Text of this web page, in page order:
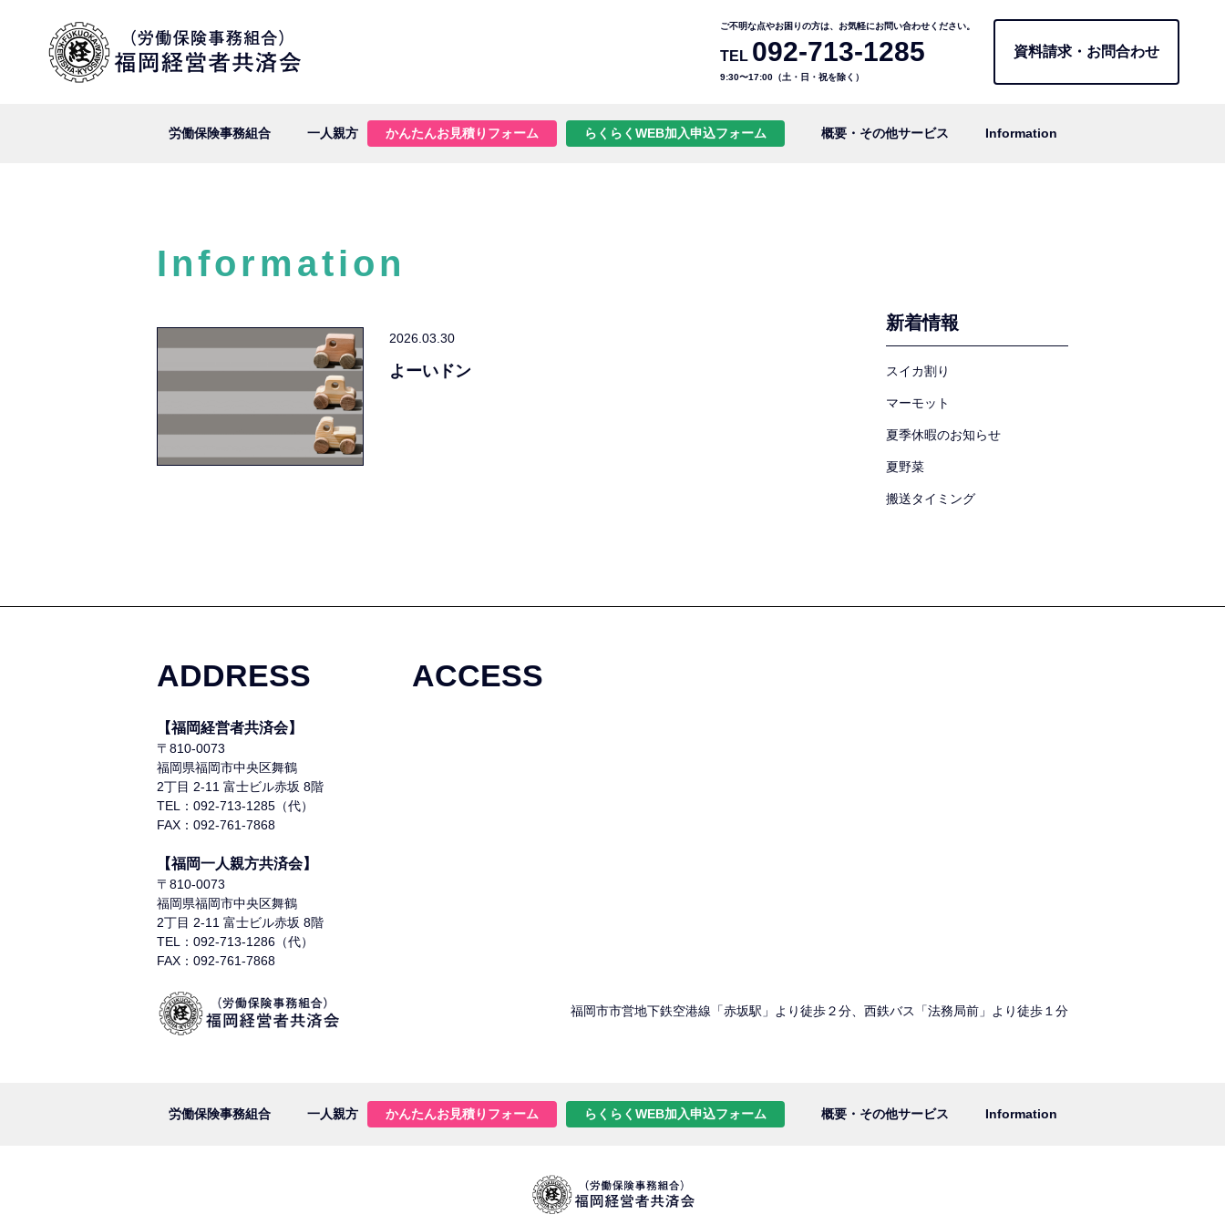
ご不明な点やお困りの方は、お気軽にお問い合わせください。
TEL 092-713-1285
9:30〜17:00（土・日・祝を除く）
資料請求・お問合わせ
労働保険事務組合 一人親方 かんたんお見積りフォーム らくらくWEB加入申込フォーム 概要・その他サービス Information
Information
2026.03.30
よーいドン
新着情報
スイカ割り
マーモット
夏季休暇のお知らせ
夏野菜
搬送タイミング
ADDRESS
【福岡経営者共済会】
〒810-0073
福岡県福岡市中央区舞鶴
2丁目 2-11 富士ビル赤坂 8階
TEL：092-713-1285（代）
FAX：092-761-7868
【福岡一人親方共済会】
〒810-0073
福岡県福岡市中央区舞鶴
2丁目 2-11 富士ビル赤坂 8階
TEL：092-713-1286（代）
FAX：092-761-7868
ACCESS
福岡市市営地下鉄空港線「赤坂駅」より徒歩２分、西鉄バス「法務局前」より徒歩１分
労働保険事務組合 一人親方 かんたんお見積りフォーム らくらくWEB加入申込フォーム 概要・その他サービス Information